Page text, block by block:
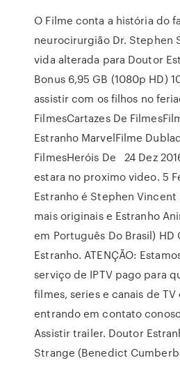
O Filme conta a história do
neurocirurgião Dr. Stephen
vida alterada para Doutor
Bonus 6,95 GB (1080p HD)
assistir com os filhos no
FilmesCartazes De
Estranho MarvelFilme
FilmesHeróis De 24 Dez
estara no proximo video. 5
Estranho é Stephen
mais originais e Estranho
em Português Do Brasil) HD
Estranho. ATENÇÃO:
serviço de IPTV pago para
filmes, series e canais de
entrando em contato
Assistir trailer. Doutor
Strange (Benedict